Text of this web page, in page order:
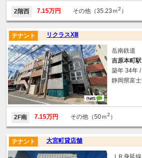
2階西 7.15万円 その他（35.23ｍ2 ）
リクラスⅩⅢ
テナント
岳南鉄道
吉原本町駅
築年 34年
静岡県富
2F南 7.15万円 その他（50ｍ2 ）
大宮町貸店舗
テナント
ＪＲ身延線